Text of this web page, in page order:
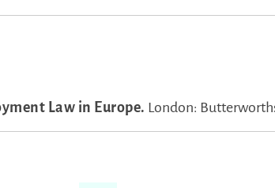
Law in Europe. London: